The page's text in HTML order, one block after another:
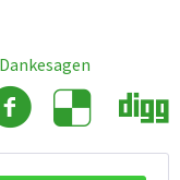
Dankesagen